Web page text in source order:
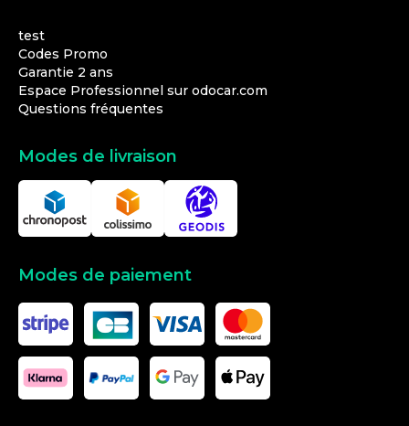
test
Codes Promo
Garantie 2 ans
Espace Professionnel sur odocar.com
Questions fréquentes
Modes de livraison
Modes de paiement